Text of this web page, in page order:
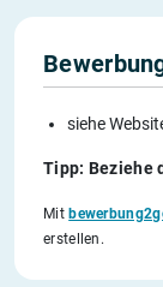
siehe
Tipp: Beziehe
Mit
erstellen.